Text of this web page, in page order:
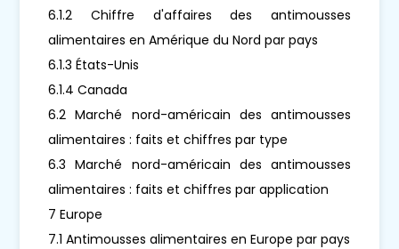
6.1.2 Chiffre d'affaires des antimousses
alimentaires en Amérique du Nord par pays
6.1.3 États-Unis
6.1.4 Canada
6.2 Marché nord-américain des antimousses
alimentaires : faits et chiffres par type
6.3 Marché nord-américain des antimousses
alimentaires : faits et chiffres par application
7 Europe
7.1 Antimousses alimentaires en Europe par pays